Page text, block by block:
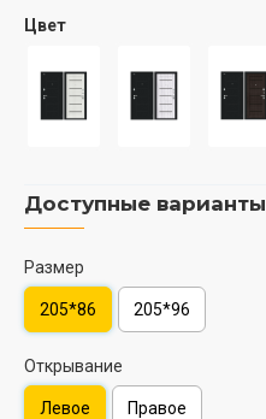
Цвет
Доступные варианты
Размер
205*86 205*96
Открывание
Левое Правое